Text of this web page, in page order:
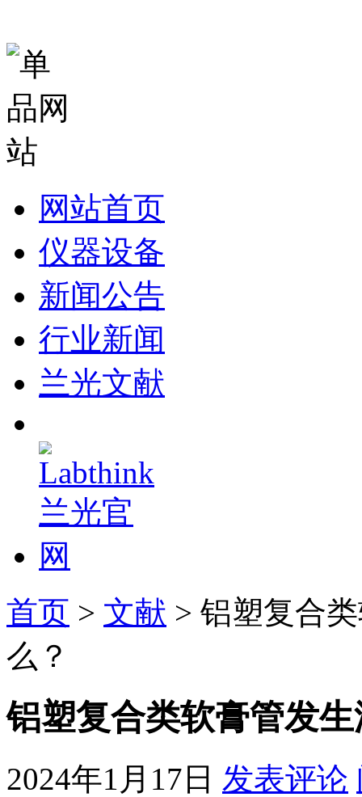
网站首页
仪器设备
新闻公告
行业新闻
兰光文献
首页 > 文献 > 铝塑复合
么？
铝塑复合类软膏管发
2024年1月17日 发表评论